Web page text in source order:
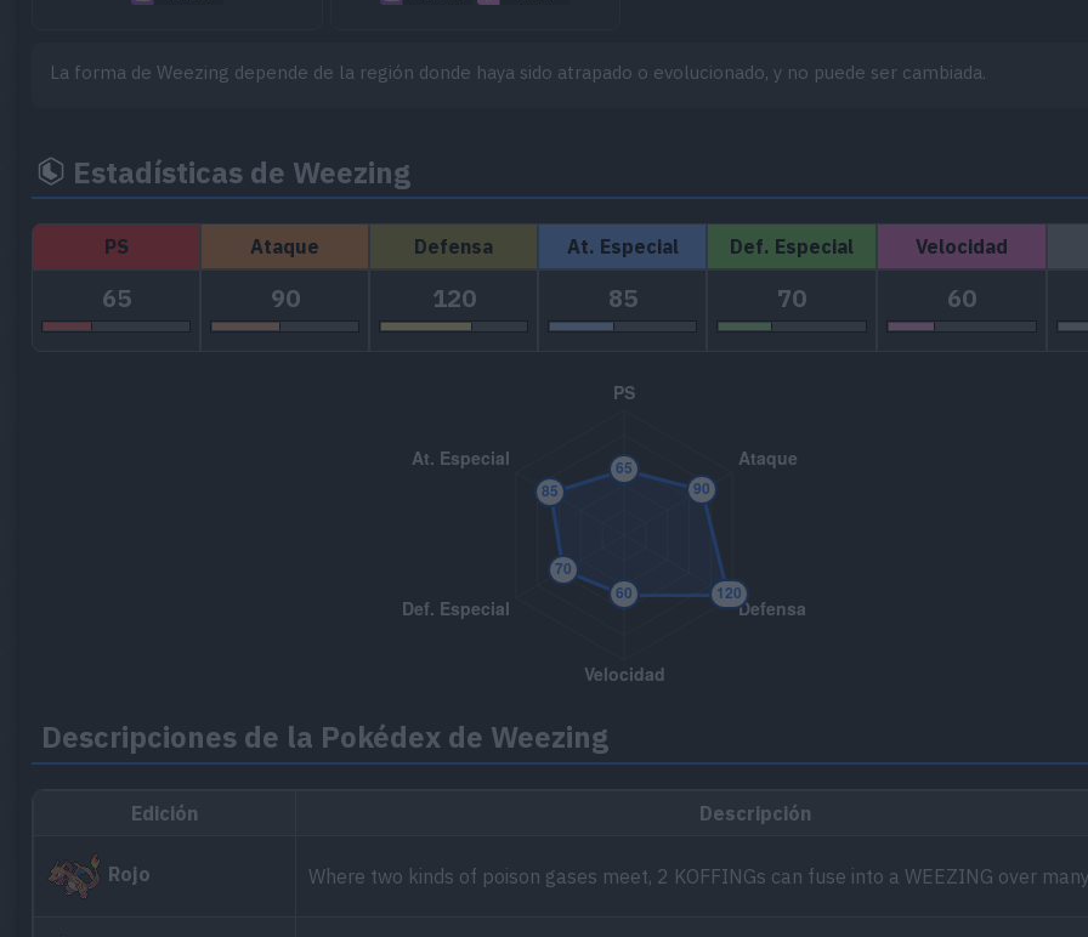
La forma de Weezing depende de la región donde haya sido atrapado o evolucionado, y no puede ser cambiada.
Estadísticas de Weezing
PS Ataque Defensa At. Especial Def. Especial Velocidad
65 90 120 85 70 60
Descripciones de la Pokédex de Weezing
Edición Descripción
Rojo Where two kinds of poison gases meet, 2 KOFFINGs can fuse into a WEEZING over